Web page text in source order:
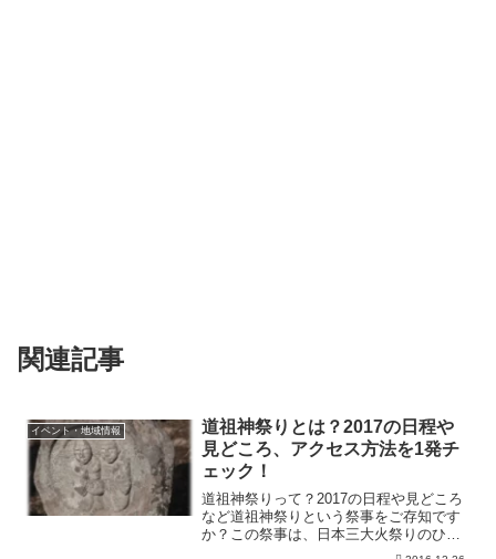
関連記事
イベント・地域情報
道祖神祭りとは？2017の日程や
見どころ、アクセス方法を1発チ
ェック！
道祖神祭りって？2017の日程や見どころ
など道祖神祭りという祭事をご存知です
か？この祭事は、日本三大火祭りのひと
つに数えられ、重要無形民俗文化財にも